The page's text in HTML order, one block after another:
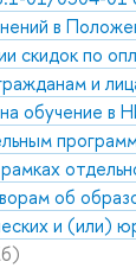
в
скидок по
и
обучение в
об
и (или)